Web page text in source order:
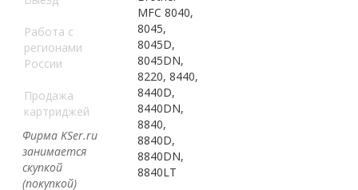
Работа с
регионами
России
Продажа
картриджей
Фирма KSer.ru
занимается
скупкой
(покупкой)
MFC 8040,
8045,
8045D,
8045DN,
8220, 8440,
8440D,
8440DN,
8840,
8840D,
8840DN,
8840LT